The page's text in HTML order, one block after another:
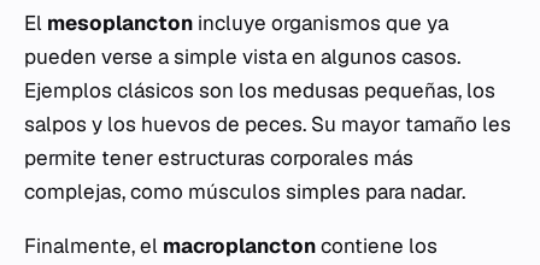
El mesoplancton incluye organismos que ya
pueden verse a simple vista en algunos casos.
Ejemplos clásicos son los medusas pequeñas, los
salpos y los huevos de peces. Su mayor tamaño les
permite tener estructuras corporales más
complejas, como músculos simples para nadar.
Finalmente, el macroplanctoncontiene los